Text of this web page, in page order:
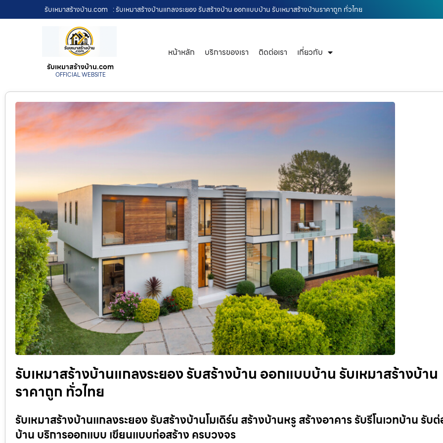
รับเหมาสร้างบ้าน.com : รับเหมาสร้างบ้านแกลงระยอง รับสร้างบ้าน ออกแบบบ้าน รับเหมาสร้างบ้านราคาถูก ทั่วไทย
รับเหมาสร้างบ้าน.com
OFFICIAL WEBSITE
หน้าหลัก บริการของเรา ติดต่อเรา เกี่ยวกับ
รับเหมาสร้างบ้านแกลงระยอง รับสร้างบ้าน ออกแบบบ้าน รับเหมาสร้างบ้าน
ราคาถูก ทั่วไทย
รับเหมาสร้างบ้านแกลงระยอง รับสร้างบ้านโมเดิร์น สร้างบ้านหรู สร้างอาคาร รับรีโนเวทบ้าน รับต่
บ้าน บริการออกแบบ เขียนแบบก่อสร้าง ครบวงจร